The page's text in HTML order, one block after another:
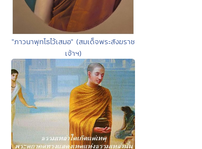
"ภาวนาพุทโธไว้เสมอ" (สมเด็จพระสังฆราช
เจ้าฯ)